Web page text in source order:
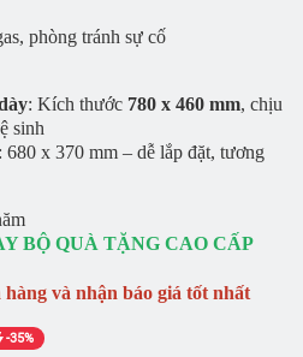
phòng tránh sự cố
: Kích thước 780 x 460 mm, chịu
sinh
: 680 x 370 mm – dễ lắp đặt, tương
BỘ QUÀ TẶNG CAO CẤP
hàng và nhận báo giá tốt nhất
-35%